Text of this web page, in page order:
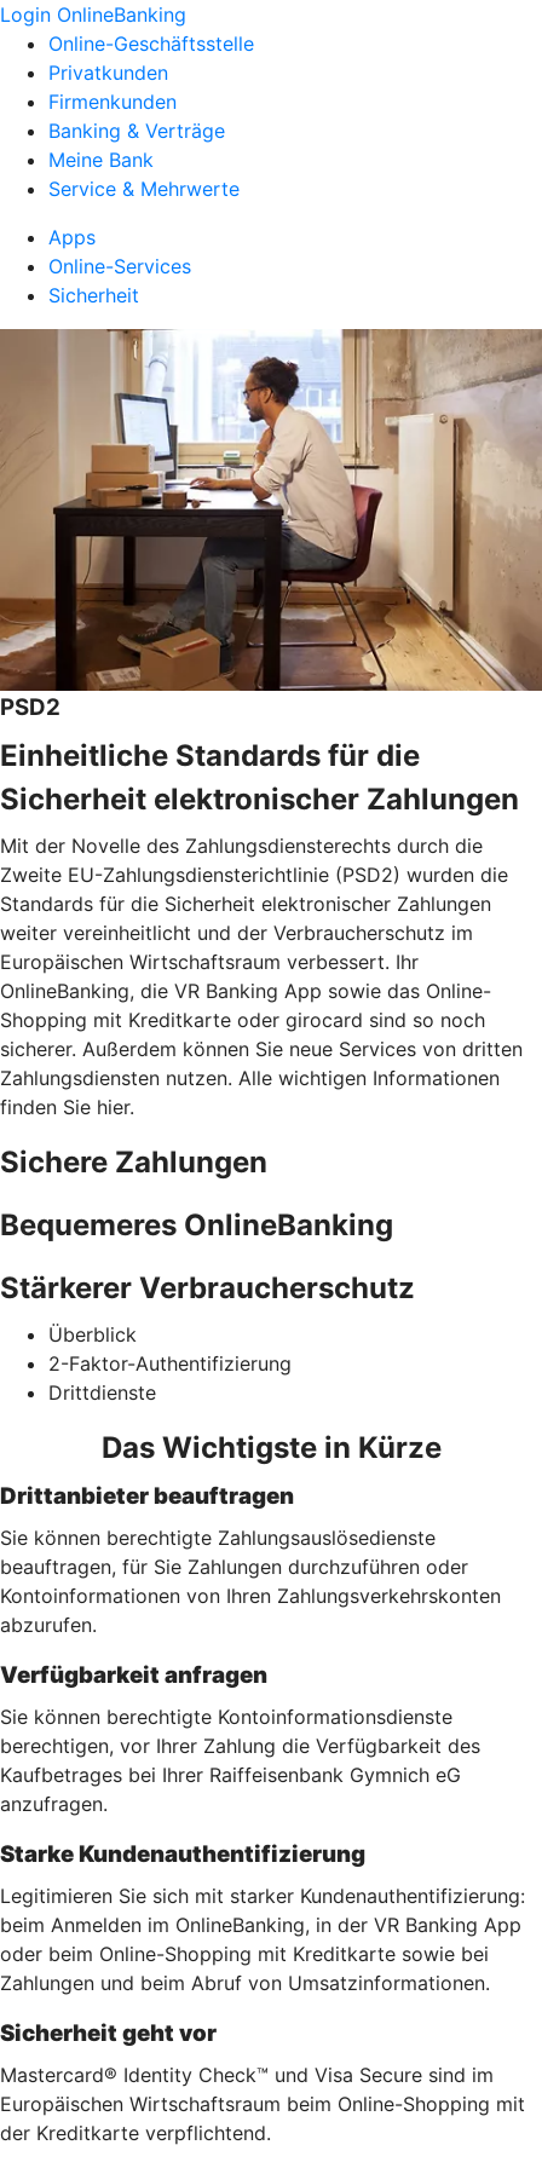
Login OnlineBanking
Online-Geschäftsstelle
Privatkunden
Firmenkunden
Banking & Verträge
Meine Bank
Service & Mehrwerte
Apps
Online-Services
Sicherheit
PSD2
Einheitliche Standards für die
Sicherheit elektronischer Zahlungen
Mit der Novelle des Zahlungsdiensterechts durch die
Zweite EU-Zahlungsdiensterichtlinie (PSD2) wurden die
Standards für die Sicherheit elektronischer Zahlungen
weiter vereinheitlicht und der Verbraucherschutz im
Europäischen Wirtschaftsraum verbessert. Ihr
OnlineBanking, die VR Banking App sowie das Online-
Shopping mit Kreditkarte oder girocard sind so noch
sicherer. Außerdem können Sie neue Services von dritten
Zahlungsdiensten nutzen. Alle wichtigen Informationen
finden Sie hier.
Sichere Zahlungen
Bequemeres OnlineBanking
Stärkerer Verbraucherschutz
Überblick
2-Faktor-Authentifizierung
Drittdienste
Das Wichtigste in Kürze
Drittanbieter beauftragen
Sie können berechtigte Zahlungsauslösedienste
beauftragen, für Sie Zahlungen durchzuführen oder
Kontoinformationen von Ihren Zahlungsverkehrskonten
abzurufen.
Verfügbarkeit anfragen
Sie können berechtigte Kontoinformationsdienste
berechtigen, vor Ihrer Zahlung die Verfügbarkeit des
Kaufbetrages bei Ihrer Raiffeisenbank Gymnich eG
anzufragen.
Starke Kundenauthentifizierung
Legitimieren Sie sich mit starker Kundenauthentifizierung:
beim Anmelden im OnlineBanking, in der VR Banking App
oder beim Online-Shopping mit Kreditkarte sowie bei
Zahlungen und beim Abruf von Umsatzinformationen.
Sicherheit geht vor
Mastercard® Identity Check™ und Visa Secure sind im
Europäischen Wirtschaftsraum beim Online-Shopping mit
der Kreditkarte verpflichtend.